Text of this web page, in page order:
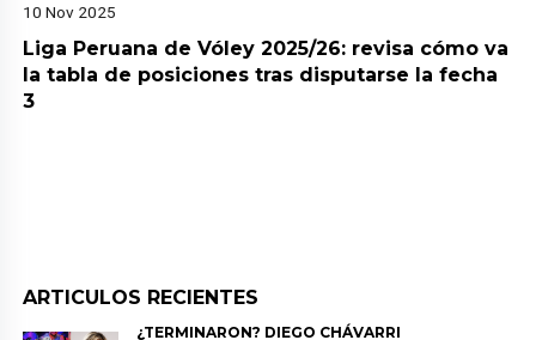
10 Nov 2025
Liga Peruana de Vóley 2025/26: revisa cómo va
la tabla de posiciones tras disputarse la fecha
3
ARTICULOS RECIENTES
¿TERMINARON? DIEGO CHÁVARRI